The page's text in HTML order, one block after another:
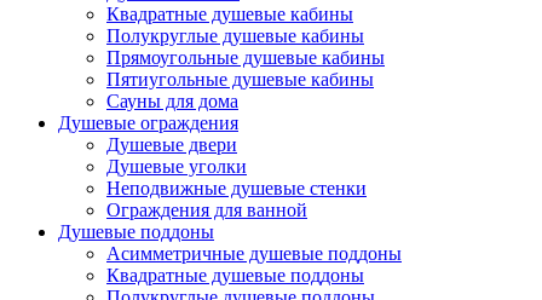
Квадратные душевые кабины
Полукруглые душевые кабины
Прямоугольные душевые кабины
Пятиугольные душевые кабины
Сауны для дома
Душевые ограждения
Душевые двери
Душевые уголки
Неподвижные душевые стенки
Ограждения для ванной
Душевые поддоны
Асимметричные душевые поддоны
Квадратные душевые поддоны